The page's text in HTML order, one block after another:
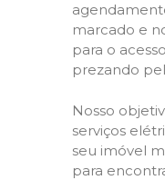
marcado e
para o
prezando
Nosso
serviços
seu imóvel
para